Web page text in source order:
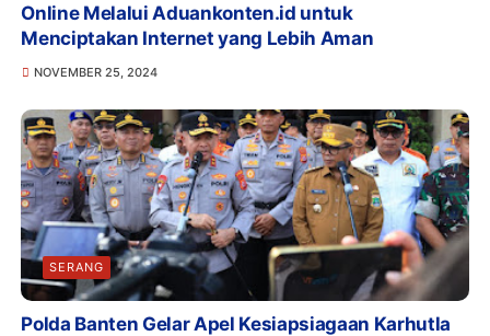
Online Melalui Aduankonten.id untuk
Menciptakan Internet yang Lebih Aman
NOVEMBER 25, 2024
SERANG
Polda Banten Gelar Apel Kesiapsiagaan Karhutla